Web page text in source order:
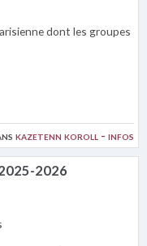
kazetenn koroll - infos
dont les groupes
2026